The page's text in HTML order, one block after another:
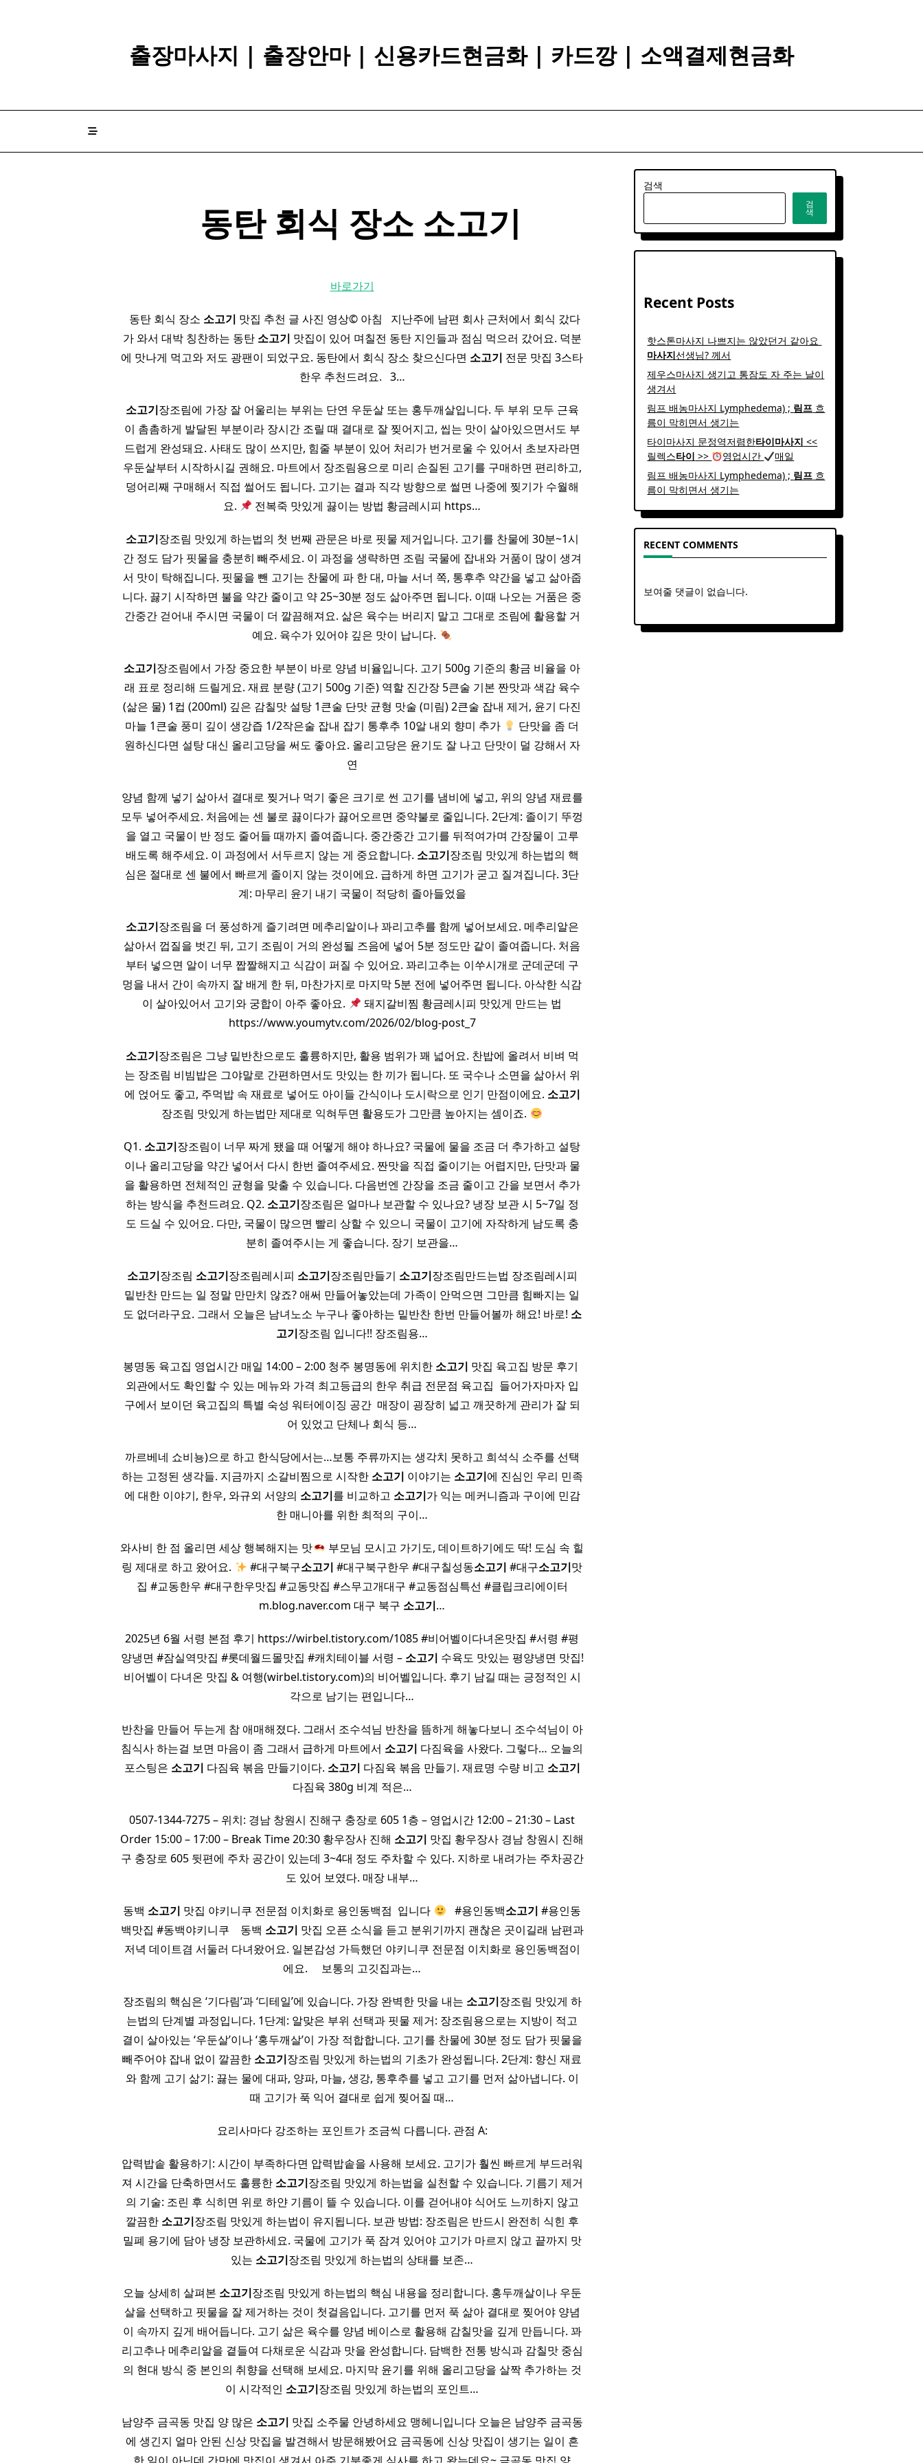
출장마사지 | 출장안마 | 신용카드현금화 | 카드깡 | 소액결제현금화
​ ​ 동탄 회식 장소 소고기
바로가기
​ ​ 동탄 회식 장소 소고기 맛집 추천 글 사진 영상© 아침 ​ ​ 지난주에 남편 회사 근처에서 회식 갔다
가 와서 대박 칭찬하는 동탄 소고기 맛집이 있어 며칠전 동탄 지인들과 점심 먹으러 갔어요. 덕분
에 맛나게 먹고와 저도 광팬이 되었구요. 동탄에서 회식 장소 찾으신다면 소고기 전문 맛집 3스타
한우 추천드려요. ​ ​ 3…
소고기장조림에 가장 잘 어울리는 부위는 단연 우둔살 또는 홍두깨살입니다. 두 부위 모두 근육
이 촘촘하게 발달된 부분이라 장시간 조릴 때 결대로 잘 찢어지고, 씹는 맛이 살아있으면서도 부
드럽게 완성돼요. 사태도 많이 쓰지만, 힘줄 부분이 있어 처리가 번거로울 수 있어서 초보자라면
우둔살부터 시작하시길 권해요. 마트에서 장조림용으로 미리 손질된 고기를 구매하면 편리하고,
덩어리째 구매해서 직접 썰어도 됩니다. 고기는 결과 직각 방향으로 썰면 나중에 찢기가 수월해
요.
전복죽 맛있게 끓이는 방법 황금레시피 https…
소고기장조림 맛있게 하는법의 첫 번째 관문은 바로 핏물 제거입니다. 고기를 찬물에 30분~1시
간 정도 담가 핏물을 충분히 빼주세요. 이 과정을 생략하면 조림 국물에 잡내와 거품이 많이 생겨
서 맛이 탁해집니다. 핏물을 뺀 고기는 찬물에 파 한 대, 마늘 서너 쪽, 통후추 약간을 넣고 삶아줍
니다. 끓기 시작하면 불을 약간 줄이고 약 25~30분 정도 삶아주면 됩니다. 이때 나오는 거품은 중
간중간 걷어내 주시면 국물이 더 깔끔해져요. 삶은 육수는 버리지 말고 그대로 조림에 활용할 거
예요. 육수가 있어야 깊은 맛이 납니다.
소고기장조림에서 가장 중요한 부분이 바로 양념 비율입니다. 고기 500g 기준의 황금 비율을 아
래 표로 정리해 드릴게요. 재료 분량 (고기 500g 기준) 역할 진간장 5큰술 기본 짠맛과 색감 육수
(삶은 물) 1컵 (200ml) 깊은 감칠맛 설탕 1큰술 단맛 균형 맛술 (미림) 2큰술 잡내 제거, 윤기 다진
마늘 1큰술 풍미 깊이 생강즙 1/2작은술 잡내 잡기 통후추 10알 내외 향미 추가
단맛을 좀 더
원하신다면 설탕 대신 올리고당을 써도 좋아요. 올리고당은 윤기도 잘 나고 단맛이 덜 강해서 자
연
양념 함께 넣기 삶아서 결대로 찢거나 먹기 좋은 크기로 썬 고기를 냄비에 넣고, 위의 양념 재료를
모두 넣어주세요. 처음에는 센 불로 끓이다가 끓어오르면 중약불로 줄입니다. 2단계: 졸이기 뚜껑
을 열고 국물이 반 정도 줄어들 때까지 졸여줍니다. 중간중간 고기를 뒤적여가며 간장물이 고루
배도록 해주세요. 이 과정에서 서두르지 않는 게 중요합니다. 소고기장조림 맛있게 하는법의 핵
심은 절대로 센 불에서 빠르게 졸이지 않는 것이에요. 급하게 하면 고기가 굳고 질겨집니다. 3단
계: 마무리 윤기 내기 국물이 적당히 졸아들었을
소고기장조림을 더 풍성하게 즐기려면 메추리알이나 꽈리고추를 함께 넣어보세요. 메추리알은
삶아서 껍질을 벗긴 뒤, 고기 조림이 거의 완성될 즈음에 넣어 5분 정도만 같이 졸여줍니다. 처음
부터 넣으면 알이 너무 짭짤해지고 식감이 퍼질 수 있어요. 꽈리고추는 이쑤시개로 군데군데 구
멍을 내서 간이 속까지 잘 배게 한 뒤, 마찬가지로 마지막 5분 전에 넣어주면 됩니다. 아삭한 식감
이 살아있어서 고기와 궁합이 아주 좋아요.
돼지갈비찜 황금레시피 맛있게 만드는 법
https://www.youmytv.com/2026/02/blog-post_7
소고기장조림은 그냥 밑반찬으로도 훌륭하지만, 활용 범위가 꽤 넓어요. 찬밥에 올려서 비벼 먹
는 장조림 비빔밥은 그야말로 간편하면서도 맛있는 한 끼가 됩니다. 또 국수나 소면을 삶아서 위
에 얹어도 좋고, 주먹밥 속 재료로 넣어도 아이들 간식이나 도시락으로 인기 만점이에요. 소고기
장조림 맛있게 하는법만 제대로 익혀두면 활용도가 그만큼 높아지는 셈이죠.
Q1. 소고기장조림이 너무 짜게 됐을 때 어떻게 해야 하나요? 국물에 물을 조금 더 추가하고 설탕
이나 올리고당을 약간 넣어서 다시 한번 졸여주세요. 짠맛을 직접 줄이기는 어렵지만, 단맛과 물
을 활용하면 전체적인 균형을 맞출 수 있습니다. 다음번엔 간장을 조금 줄이고 간을 보면서 추가
하는 방식을 추천드려요. Q2. 소고기장조림은 얼마나 보관할 수 있나요? 냉장 보관 시 5~7일 정
도 드실 수 있어요. 다만, 국물이 많으면 빨리 상할 수 있으니 국물이 고기에 자작하게 남도록 충
분히 졸여주시는 게 좋습니다. 장기 보관을…
소고기장조림 소고기장조림레시피 소고기장조림만들기 소고기장조림만드는법 장조림레시피
밑반찬 만드는 일 정말 만만치 않죠? 애써 만들어놓았는데 가족이 안먹으면 그만큼 힘빠지는 일
도 없더라구요. 그래서 오늘은 남녀노소 누구나 좋아하는 밑반찬 한번 만들어볼까 해요! 바로! 소
고기장조림 입니다!! 장조림용…
봉명동 육고집 영업시간 매일 14:00 – 2:00 청주 봉명동에 위치한 소고기 맛집 육고집 방문 후기 ​
외관에서도 확인할 수 있는 메뉴와 가격 최고등급의 한우 취급 전문점 육고집 ​ 들어가자마자 입
구에서 보이던 육고집의 특별 숙성 워터에이징 공간 ​ 매장이 굉장히 넓고 깨끗하게 관리가 잘 되
어 있었고 단체나 회식 등…
까르베네 쇼비뇽)으로 하고 한식당에서는…보통 주류까지는 생각치 못하고 희석식 소주를 선택
하는 고정된 생각들. 지금까지 소갈비찜으로 시작한 소고기 이야기는 소고기에 진심인 우리 민족
에 대한 이야기, 한우, 와규외 서양의 소고기를 비교하고 소고기가 익는 메커니즘과 구이에 민감
한 매니아를 위한 최적의 구이…
와사비 한 점 올리면 세상 행복해지는 맛
부모님 모시고 가기도, 데이트하기에도 딱! 도심 속 힐
링 제대로 하고 왔어요.
#대구북구소고기 #대구북구한우 #대구칠성동소고기 #대구소고기맛
집 #교동한우 #대구한우맛집 #교동맛집 #스무고개대구 #교동점심특선 #클립크리에이터
m.blog.naver.com 대구 북구 소고기…
2025년 6월 서령 본점 후기 https://wirbel.tistory.com/1085 #비어벨이다녀온맛집 #서령 #평
양냉면 #잠실역맛집 #롯데월드몰맛집 #캐치테이블 서령 – 소고기 수육도 맛있는 평양냉면 맛집!
비어벨이 다녀온 맛집 & 여행(wirbel.tistory.com)의 비어벨입니다. 후기 남길 때는 긍정적인 시
각으로 남기는 편입니다…
반찬을 만들어 두는게 참 애매해졌다. 그래서 조수석님 반찬을 뜸하게 해놓다보니 조수석님이 아
침식사 하는걸 보면 마음이 좀 그래서 급하게 마트에서 소고기 다짐육을 사왔다. 그렇다… 오늘의
포스팅은 소고기 다짐육 볶음 만들기이다. 소고기 다짐육 볶음 만들기. 재료명 수량 비고 소고기
다짐육 380g 비계 적은…
0507-1344-7275 – 위치: 경남 창원시 진해구 충장로 605 1층 – 영업시간 12:00 – 21:30 – Last
Order 15:00 – 17:00 – Break Time 20:30 황우장사 진해 소고기 맛집 황우장사 경남 창원시 진해
구 충장로 605 뒷편에 주차 공간이 있는데 3~4대 정도 주차할 수 있다. 지하로 내려가는 주차공간
도 있어 보였다. 매장 내부…
동백 소고기 맛집 야키니쿠 전문점 이치화로 용인동백점 ​ 입니다 ​ ​ #용인동백소고기 #용인동
백맛집 #동백야키니쿠 ​ ​ ​ 동백 소고기 맛집 오픈 소식을 듣고 분위기까지 괜찮은 곳이길래 남편과
저녁 데이트겸 서둘러 다녀왔어요. 일본감성 가득했던 야키니쿠 전문점 이치화로 용인동백점이
에요. ​ ​ ​ ​ 보통의 고깃집과는…
장조림의 핵심은 ‘기다림’과 ‘디테일’에 있습니다. 가장 완벽한 맛을 내는 소고기장조림 맛있게 하
는법의 단계별 과정입니다. 1단계: 알맞은 부위 선택과 핏물 제거: 장조림용으로는 지방이 적고
결이 살아있는 ‘우둔살’이나 ‘홍두깨살’이 가장 적합합니다. 고기를 찬물에 30분 정도 담가 핏물을
빼주어야 잡내 없이 깔끔한 소고기장조림 맛있게 하는법의 기초가 완성됩니다. 2단계: 향신 재료
와 함께 고기 삶기: 끓는 물에 대파, 양파, 마늘, 생강, 통후추를 넣고 고기를 먼저 삶아냅니다. 이
때 고기가 푹 익어 결대로 쉽게 찢어질 때…
요리사마다 강조하는 포인트가 조금씩 다릅니다. 관점 A:
압력밥솥 활용하기: 시간이 부족하다면 압력밥솥을 사용해 보세요. 고기가 훨씬 빠르게 부드러워
져 시간을 단축하면서도 훌륭한 소고기장조림 맛있게 하는법을 실천할 수 있습니다. 기름기 제거
의 기술: 조린 후 식히면 위로 하얀 기름이 뜰 수 있습니다. 이를 걷어내야 식어도 느끼하지 않고
깔끔한 소고기장조림 맛있게 하는법이 유지됩니다. 보관 방법: 장조림은 반드시 완전히 식힌 후
밀폐 용기에 담아 냉장 보관하세요. 국물에 고기가 푹 잠겨 있어야 고기가 마르지 않고 끝까지 맛
있는 소고기장조림 맛있게 하는법의 상태를 보존…
오늘 상세히 살펴본 소고기장조림 맛있게 하는법의 핵심 내용을 정리합니다. 홍두깨살이나 우둔
살을 선택하고 핏물을 잘 제거하는 것이 첫걸음입니다. 고기를 먼저 푹 삶아 결대로 찢어야 양념
이 속까지 깊게 배어듭니다. 고기 삶은 육수를 양념 베이스로 활용해 감칠맛을 깊게 만듭니다. 꽈
리고추나 메추리알을 곁들여 다채로운 식감과 맛을 완성합니다. 담백한 전통 방식과 감칠맛 중심
의 현대 방식 중 본인의 취향을 선택해 보세요. 마지막 윤기를 위해 올리고당을 살짝 추가하는 것
이 시각적인 소고기장조림 맛있게 하는법의 포인트…
남양주 금곡동 맛집 양 많은 소고기 맛집 소주물 안녕하세요 맹헤니입니다 오늘은 남양주 금곡동
에 생긴지 얼마 안된 신상 맛집을 발견해서 방문해봤어요 금곡동에 신상 맛집이 생기는 일이 흔
검색
검
색
Recent Posts
핫스톤마사지 나쁘지는 않았던거 같아요 ​
마사지선생님? 께서
제우스마사지 생기고 통잠도 자 주는 날이
생겨서
림프 배농마사지 Lymphedema) ; 림프 흐
름이 막히면서 생기는
타이마사지 문정역저렴한타이마사지 <<
릴렉스타이 >> 영업시간
매일
림프 배농마사지 Lymphedema) ; 림프 흐
름이 막히면서 생기는
RECENT COMMENTS
보여줄 댓글이 없습니다.